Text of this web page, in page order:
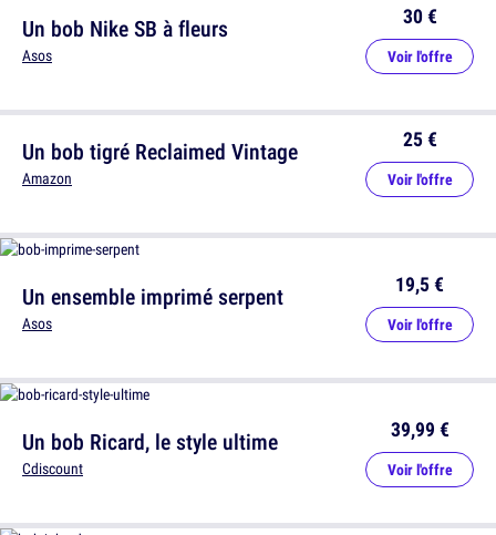
Un bob Nike SB à fleurs
Asos
30 €
Voir l'offre
Un ensemble imprimé serpent
Asos
19,5 €
Voir l'offre
Un bob tigré Reclaimed Vintage
Amazon
25 €
Voir l'offre
Un bob Ricard, le style ultime
Cdiscount
39,99 €
Voir l'offre